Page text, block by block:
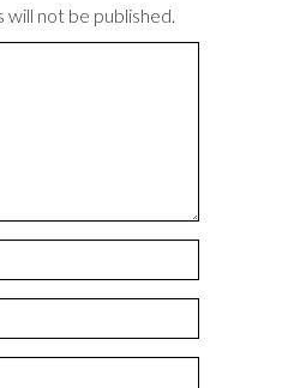
will not be published.